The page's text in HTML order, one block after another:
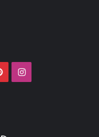
PinterestInstagram